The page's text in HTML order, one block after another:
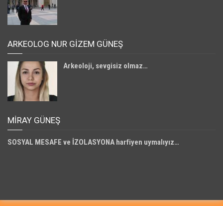
ARKEOLOG NUR GİZEM GÜNEŞ
Arkeoloji, sevgisiz olmaz…
MIRAY GÜNEŞ
SOSYAL MESAFE ve İZOLASYONA harfiyen uymalıyız…